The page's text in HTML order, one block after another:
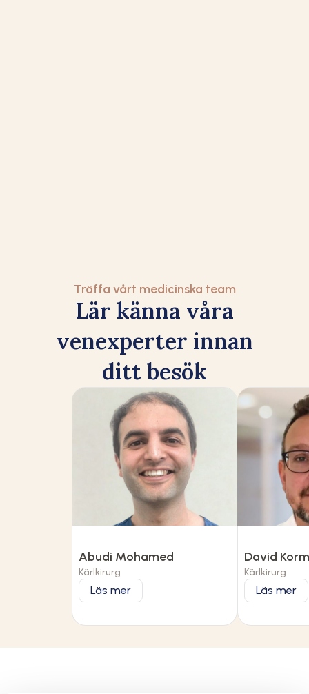
Träffa vårt medicinska team
Lär känna våra
venexperter innan
ditt besök
Abudi Mohamed
Kärlkirurg
Läs mer
David
Kärlkirurg
Läs mer